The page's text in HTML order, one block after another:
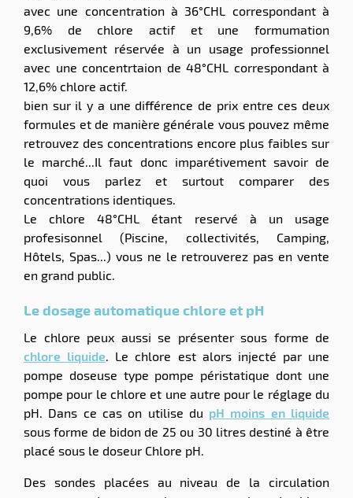
avec une concentration à 36°CHL correspondant à
9,6% de chlore actif et une formumation
exclusivement réservée à un usage professionnel
avec une concentrtaion de 48°CHL correspondant à
12,6% chlore actif.
bien sur il y a une différence de prix entre ces deux
formules et de manière générale vous pouvez même
retrouvez des concentrations encore plus faibles sur
le marché...Il faut donc imparétivement savoir de
quoi vous parlez et surtout comparer des
concentrations identiques.
Le chlore 48°CHL étant reservé à un usage
profesisonnel (Piscine, collectivités, Camping,
Hôtels, Spas...) vous ne le retrouverez pas en vente
en grand public.
Le dosage automatique chlore et pH
Le chlore peux aussi se présenter sous forme de
chlore liquide. Le chlore est alors injecté par une
pompe doseuse type pompe péristatique dont une
pompe pour le chlore et une autre pour le réglage du
pH. Dans ce cas on utilise du pH moins en liquide
sous forme de bidon de 25 ou 30 litres destiné à être
placé sous le doseur Chlore pH.
Des sondes placées au niveau de la circulation